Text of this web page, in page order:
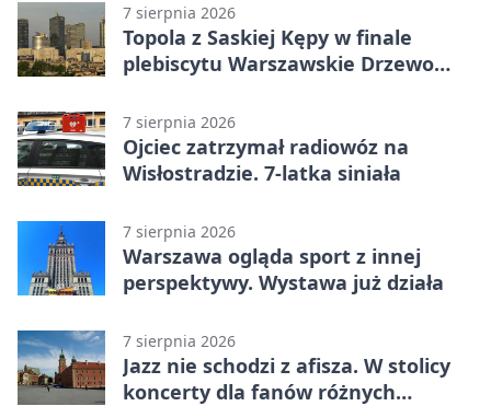
7 sierpnia 2026
Topola z Saskiej Kępy w finale
plebiscytu Warszawskie Drzewo
7 sierpnia 2026
Ojciec zatrzymał radiowóz na
Wisłostradzie. 7-latka siniała
7 sierpnia 2026
Warszawa ogląda sport z innej
perspektywy. Wystawa już działa
7 sierpnia 2026
Jazz nie schodzi z afisza. W stolicy
koncerty dla fanów różnych